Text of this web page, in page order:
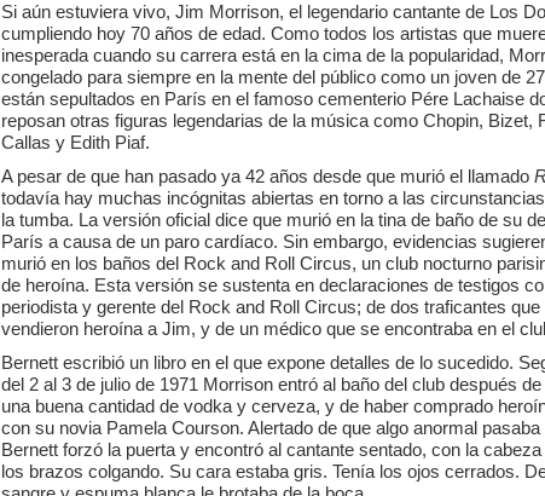
Si aún estuviera vivo, Jim Morrison, el legendario cantante de Los
cumpliendo hoy 70 años de edad. Como todos los artistas que
inesperada cuando su carrera está en la cima de la popularidad,
congelado para siempre en la mente del público como un joven de
están sepultados en París en el famoso cementerio Pére Lachaise
reposan otras figuras legendarias de la música como Chopin, Bizet,
Callas y Edith Piaf.
A pesar de que han pasado ya 42 años desde que murió el llamado
todavía hay muchas incógnitas abiertas en torno a las
la tumba. La versión oficial dice que murió en la tina de baño de su
París a causa de un paro cardíaco. Sin embargo, evidencias
murió en los baños del Rock and Roll Circus, un club nocturno
de heroína. Esta versión se sustenta en declaraciones de testigos
periodista y gerente del Rock and Roll Circus; de dos traficantes
vendieron heroína a Jim, y de un médico que se encontraba en el
Bernett escribió un libro en el que expone detalles de lo sucedido.
del 2 al 3 de julio de 1971 Morrison entró al baño del club después
una buena cantidad de vodka y cerveza, y de haber comprado
con su novia Pamela Courson. Alertado de que algo anormal pasaba
Bernett forzó la puerta y encontró al cantante sentado, con la
los brazos colgando. Su cara estaba gris. Tenía los ojos cerrados.